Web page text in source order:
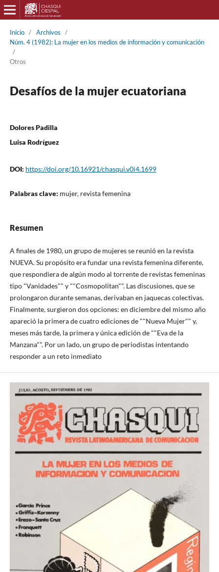
Inicio / Archivos
/
Núm. 4 (1982): La mujer en los medios de información y comunicación
/
Otros
Desafíos de la mujer ecuatoriana
Dolores Padilla
Luisa Rodríguez
DOI: https://doi.org/10.16921/chasqui.v0i4.1699
Palabras clave: mujer, revista femenina
Resumen
A finales de 1980, un grupo de mujeres se reunió en la revista
NUEVA. Su propósito era fundar una revista femenina diferente,
que respondiera de algún modo al torrente de revistas femeninas
tipo "Vanidades"" y ""Cosmopolitan"". Las discusiones, que se
prolongaron durante semanas, derivaban en jaquecas colectivas.
Finalmente, surgieron dos opciones: en diciembre del mismo año
apareció la primera de cuatro ediciones de ""Nueva Mujer"" y,
meses más tarde, la primera y única edición de ""Eva de la
Manzana"". Por un lado, un grupo de periodistas intentando
responder a un reto inmediato